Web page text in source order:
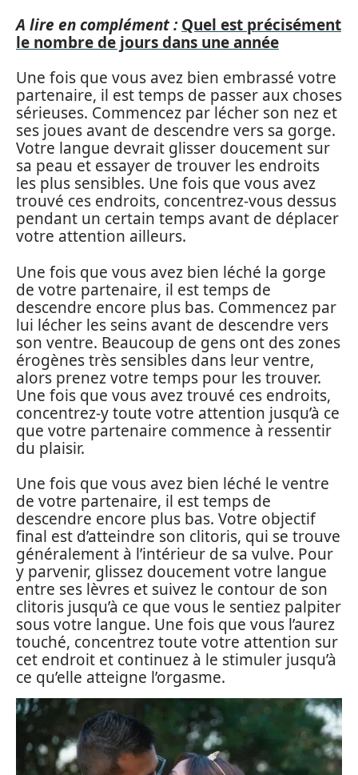
A lire en complément : Quel est précisément
le nombre de jours dans une année
Une fois que vous avez bien embrassé votre
partenaire, il est temps de passer aux choses
sérieuses. Commencez par lécher son nez et
ses joues avant de descendre vers sa gorge.
Votre langue devrait glisser doucement sur
sa peau et essayer de trouver les endroits
les plus sensibles. Une fois que vous avez
trouvé ces endroits, concentrez-vous dessus
pendant un certain temps avant de déplacer
votre attention ailleurs.
Une fois que vous avez bien léché la gorge
de votre partenaire, il est temps de
descendre encore plus bas. Commencez par
lui lécher les seins avant de descendre vers
son ventre. Beaucoup de gens ont des zones
érogènes très sensibles dans leur ventre,
alors prenez votre temps pour les trouver.
Une fois que vous avez trouvé ces endroits,
concentrez-y toute votre attention jusqu’à ce
que votre partenaire commence à ressentir
du plaisir.
Une fois que vous avez bien léché le ventre
de votre partenaire, il est temps de
descendre encore plus bas. Votre objectif
final est d’atteindre son clitoris, qui se trouve
généralement à l’intérieur de sa vulve. Pour
y parvenir, glissez doucement votre langue
entre ses lèvres et suivez le contour de son
clitoris jusqu’à ce que vous le sentiez palpiter
sous votre langue. Une fois que vous l’aurez
touché, concentrez toute votre attention sur
cet endroit et continuez à le stimuler jusqu’à
ce qu’elle atteigne l’orgasme.